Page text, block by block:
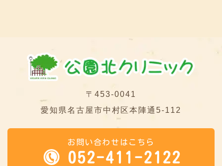
〒453-0041
愛知県名古屋市中村区本陣通5-112
お問い合わせはこちら
052-411-2122